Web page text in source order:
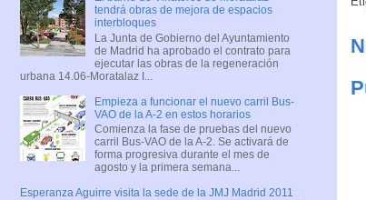
tendrá obras de mejora de espacios
interbloques
La Junta de Gobierno del Ayuntamiento
de Madrid ha aprobado el contrato para
ejecutar las obras de la regeneración
urbana 14.06-Moratalaz I...
Empieza a funcionar el nuevo carril Bus-
VAO de la A-2 en estos horarios
Comienza la fase de pruebas del nuevo
carril Bus-VAO de la A-2. Se activará de
forma progresiva durante el mes de
agosto y la primera semana...
Esperanza Aguirre visita la sede de la JMJ Madrid 2011